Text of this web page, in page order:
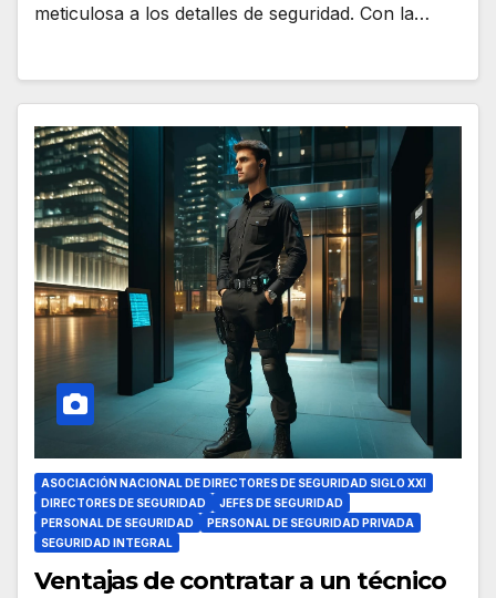
meticulosa a los detalles de seguridad. Con la…
ASOCIACIÓN NACIONAL DE DIRECTORES DE SEGURIDAD SIGLO XXI
DIRECTORES DE SEGURIDAD
JEFES DE SEGURIDAD
PERSONAL DE SEGURIDAD
PERSONAL DE SEGURIDAD PRIVADA
SEGURIDAD INTEGRAL
Ventajas de contratar a un técnico